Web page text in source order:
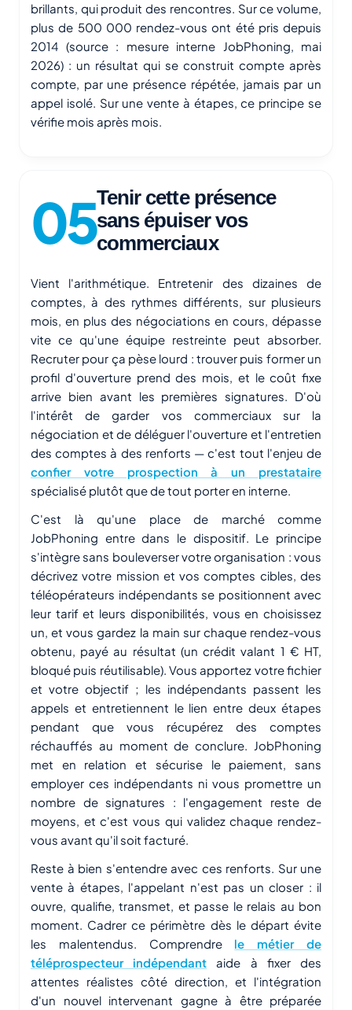
brillants, qui produit des rencontres. Sur ce volume,
plus de 500 000 rendez-vous ont été pris depuis
2014 (source : mesure interne JobPhoning, mai
2026) : un résultat qui se construit compte après
compte, par une présence répétée, jamais par un
appel isolé. Sur une vente à étapes, ce principe se
vérifie mois après mois.
Tenir cette présence
sans épuiser vos
commerciaux
Vient l'arithmétique. Entretenir des dizaines de
comptes, à des rythmes différents, sur plusieurs
mois, en plus des négociations en cours, dépasse
vite ce qu'une équipe restreinte peut absorber.
Recruter pour ça pèse lourd : trouver puis former un
profil d'ouverture prend des mois, et le coût fixe
arrive bien avant les premières signatures. D'où
l'intérêt de garder vos commerciaux sur la
négociation et de déléguer l'ouverture et l'entretien
des comptes à des renforts — c'est tout l'enjeu de
confier votre prospection à un prestataire
spécialisé plutôt que de tout porter en interne.
C'est là qu'une place de marché comme
JobPhoning entre dans le dispositif. Le principe
s'intègre sans bouleverser votre organisation : vous
décrivez votre mission et vos comptes cibles, des
téléopérateurs indépendants se positionnent avec
leur tarif et leurs disponibilités, vous en choisissez
un, et vous gardez la main sur chaque rendez-vous
obtenu, payé au résultat (un crédit valant 1 € HT,
bloqué puis réutilisable). Vous apportez votre fichier
et votre objectif ; les indépendants passent les
appels et entretiennent le lien entre deux étapes
pendant que vous récupérez des comptes
réchauffés au moment de conclure. JobPhoning
met en relation et sécurise le paiement, sans
employer ces indépendants ni vous promettre un
nombre de signatures : l'engagement reste de
moyens, et c'est vous qui validez chaque rendez-
vous avant qu'il soit facturé.
Reste à bien s'entendre avec ces renforts. Sur une
vente à étapes, l'appelant n'est pas un closer : il
ouvre, qualifie, transmet, et passe le relais au bon
moment. Cadrer ce périmètre dès le départ évite
les malentendus. Comprendre le métier de
téléprospecteur indépendant aide à fixer des
attentes réalistes côté direction, et l'intégration
d'un nouvel intervenant gagne à être préparée